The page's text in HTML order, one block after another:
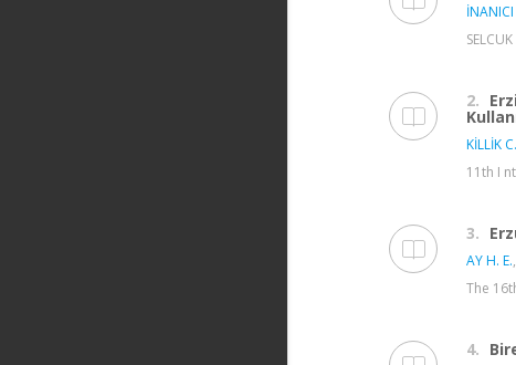
2.
KİLLİK C.
11th I
3.
AY H. E.,
The
4.